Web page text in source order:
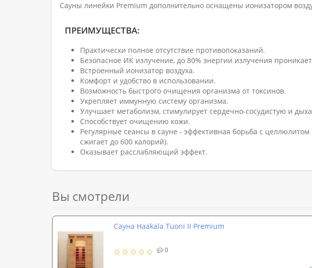
Сауны линейки Premium дополнительно оснащены ионизатором
ПРЕИМУЩЕСТВА:
Практически полное отсутствие противопоказаний.
Безопасное ИК излучение, до 80% энергии излучения
Встроенный ионизатор воздуха.
Комфорт и удобство в использовании.
Возможность быстрого очищения организма от токсинов.
Укрепляет иммунную систему организма.
Улучшает метаболизм, стимулирует сердечно-сосудистую и
Способствует очищению кожи.
Регулярные сеансы в сауне - эффективная борьба с
сжигает до 600 калорий).
Оказывает расслабляющий эффект.
Вы смотрели
Сауна Haakala Tuoni II Premium
0